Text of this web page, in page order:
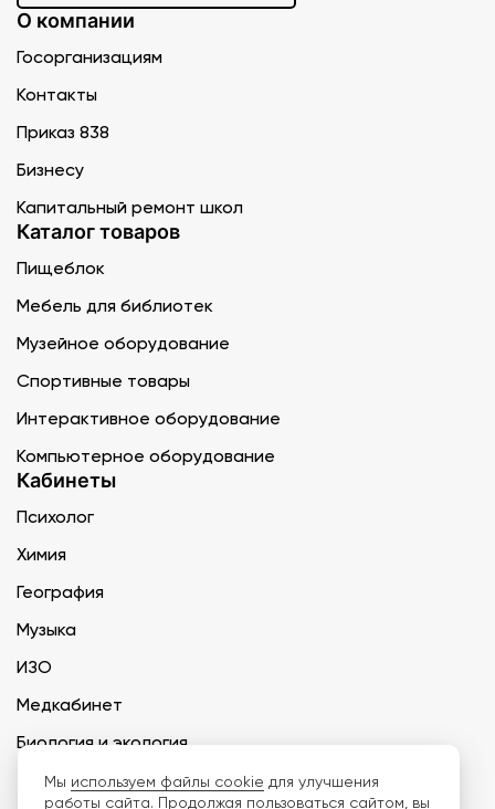
О компании
Госорганизациям
Контакты
Приказ 838
Бизнесу
Капитальный ремонт школ
Каталог товаров
Пищеблок
Мебель для библиотек
Музейное оборудование
Спортивные товары
Интерактивное оборудование
Компьютерное оборудование
Кабинеты
Психолог
Химия
География
Музыка
ИЗО
Медкабинет
Биология и экология
Технология
Мы используем файлы cookie для улучшения
работы сайта. Продолжая пользоваться сайтом, вы